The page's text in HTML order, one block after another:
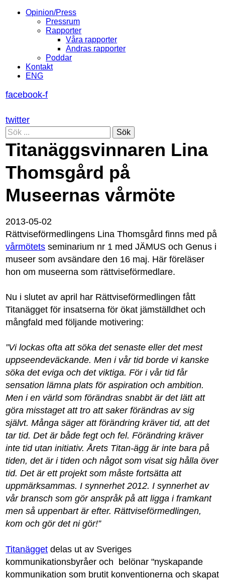
Opinion/Press
Pressrum
Rapporter
Våra rapporter
Andras rapporter
Poddar
Kontakt
ENG
facebook-f
twitter
Sök
Titanäggsvinnaren Lina
Thomsgård på
Museernas vårmöte
2013-05-02
Rättviseförmedlingens Lina Thomsgård finns med på
vårmötets seminarium nr 1 med JÄMUS och Genus i
museer som avsändare den 16 maj. Här föreläser
hon om museerna som rättviseförmedlare.
Nu i slutet av april har Rättviseförmedlingen fått
Titanägget för insatserna för ökat jämställdhet och
mångfald med följande motivering:
”Vi lockas ofta att söka det senaste eller det mest
uppseendeväckande. Men i vår tid borde vi kanske
söka det eviga och det viktiga. För i vår tid får
sensation lämna plats för aspiration och ambition.
Men i en värld som förändras snabbt är det lätt att
göra misstaget att tro att saker förändras av sig
självt. Många säger att förändring kräver tid, att det
tar tid. Det är både fegt och fel. Förändring kräver
inte tid utan initiativ. Årets Titan-ägg är inte bara på
tiden, det är i tiden och något som visat sig hålla över
tid. Det är ett projekt som måste fortsätta att
uppmärksammas. I synnerhet 2012. I synnerhet av
vår bransch som gör anspråk på att ligga i framkant
men så uppenbart är efter. Rättviseförmedlingen,
kom och gör det ni gör!”
Titanägget delas ut av Sveriges
kommunikationsbyråer och belönar "nyskapande
kommunikation som brutit konventionerna och skapat